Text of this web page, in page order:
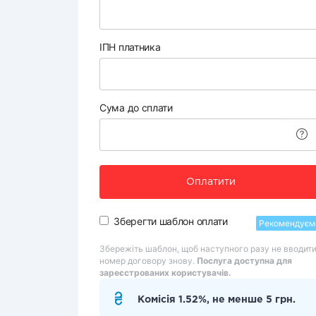
ІПН платника
Сума до сплати
Оплатити
Зберегти шаблон оплати
Збережіть шаблон, щоб наступного разу не вводити
номер договору знову. Послуга доступна для
зареєстрованих користувачів.
Комісія 1.52%, не менше 5 грн.